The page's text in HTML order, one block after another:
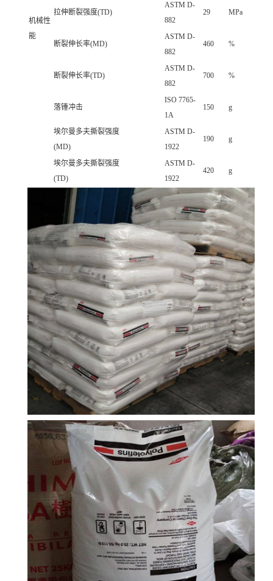
机械性
能
拉伸断裂强度(TD)
ASTM D-
882
29 MPa
断裂伸长率(MD)
ASTM D-
882
460 %
断裂伸长率(TD)
ASTM D-
882
700 %
落锤冲击
ISO 7765-
1A
150 g
埃尔曼多夫撕裂强度
(MD)
ASTM D-
1922
190 g
埃尔曼多夫撕裂强度
(TD)
ASTM D-
1922
420 g